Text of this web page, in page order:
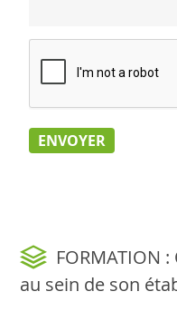
FORMATION
au sein de son